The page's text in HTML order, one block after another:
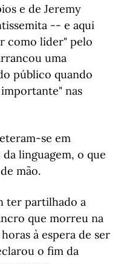
e de Jeremy
-- e aqui
como líder" pelo
uma
público quando
nas
se em
linguagem, o que
mão.
ter partilhado a
que morreu na
à espera de ser
o fim da